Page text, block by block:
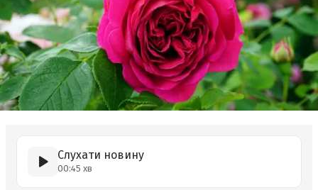
Слухати новину
00:45 хв